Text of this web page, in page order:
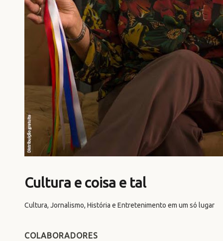
Cultura e coisa e tal
Cultura, Jornalismo, História e Entretenimento em um só lugar
COLABORADORES